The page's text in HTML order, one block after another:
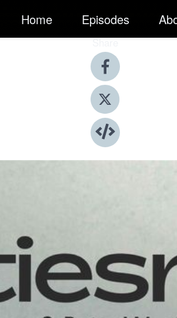
Home Episodes
Share